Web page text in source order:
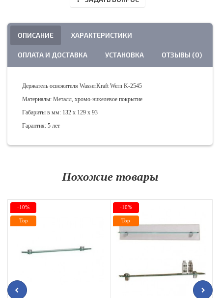
ОПИСАНИЕ ХАРАКТЕРИСТИКИ
ОПЛАТА И ДОСТАВКА УСТАНОВКА ОТЗЫВЫ (0)
Держатель освежителя WasserKraft Wern K-2545
Материалы: Металл, хромо-никелевое покрытие
Габариты в мм: 132 х 129 х 93
Гарантия: 5 лет
Похожие товары
-10%
Top
-10%
Top